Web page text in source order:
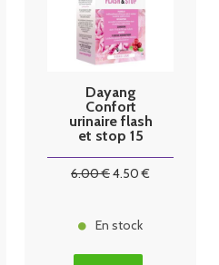
Dayang
Confort
urinaire flash
et stop 15
6.00€4.50 €
En stock